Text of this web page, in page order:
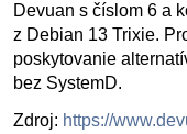
Devuan s číslom 6 a
z Debian 13 Trixie.
poskytovanie
bez SystemD.
Zdroj: https://